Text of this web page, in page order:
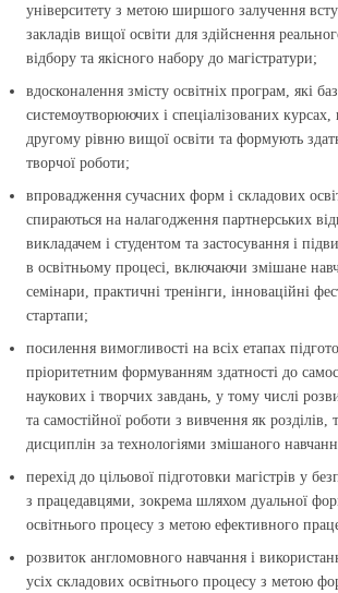
університету з метою ширшого залучення
закладів вищої освіти для здійснення
відбору та якісного набору до магістратури;
вдосконалення змісту освітніх програм, які
системоутворюючих і спеціалізованих
другому рівню вищої освіти та формують
творчої роботи;
впровадження сучасних форм і складових
спираються на налагодження партнерських
викладачем і студентом та застосування і
в освітньому процесі, включаючи змішане
семінари, практичні тренінги, інноваційні
стартапи;
посилення вимогливості на всіх етапах
пріоритетним формуванням здатності до
наукових і творчих завдань, у тому числі
та самостійної роботи з вивчення як розділів,
дисциплін за технологіями змішаного
перехід до цільової підготовки магістрів у
з працедавцями, зокрема шляхом дуальної
освітнього процесу з метою ефективного
розвиток англомовного навчання і
усіх складових освітнього процесу з метою